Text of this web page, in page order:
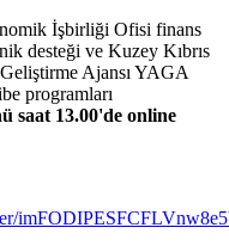
İşbirliği Ofisi finans
desteği ve Kuzey Kıbrıs
Ajansı YAGA
programları
saat 13.00'de online